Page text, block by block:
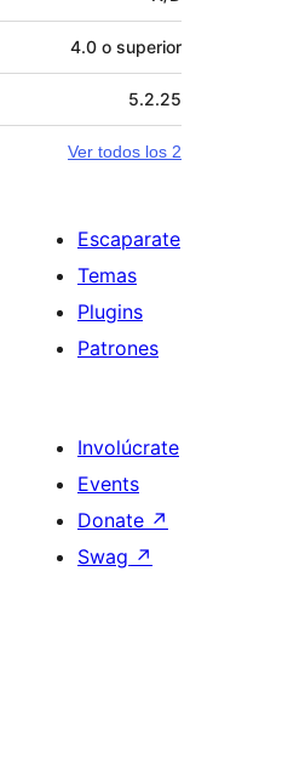
4.0 o superior
5.2.25
Ver todos los 2
Escaparate
Temas
Plugins
Patrones
Involúcrate
Events
Donate ↗
Swag ↗